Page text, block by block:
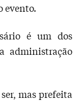
evento.
é um dos
administração
mas prefeita